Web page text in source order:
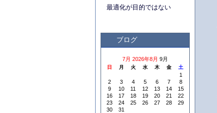
最適化が目的ではない
ブログ
7月 2026年8月 9月
日 月 火 水 木 金 土
1
2
3 4 5 6 7
8
9
10 11 12 13 14
15
16
17 18 19 20 21
22
23
24 25 26 27 28
29
30
31